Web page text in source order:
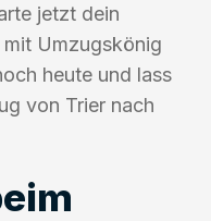
jetzt dein
Umzugskönig
heute und lass
von Trier nach